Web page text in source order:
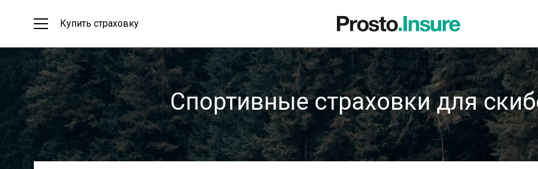
Купить страховку
Спортивные страховки для